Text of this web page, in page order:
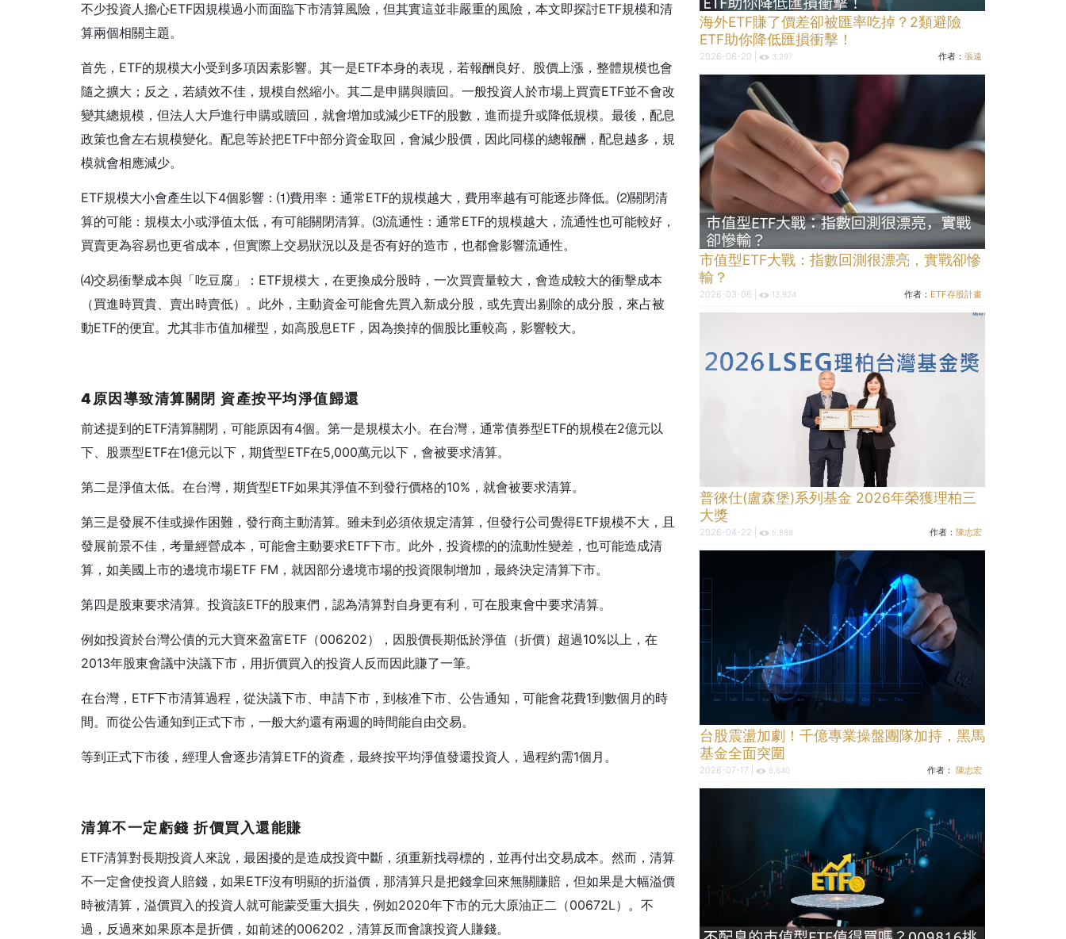
不少投資人擔心ETF因規模過小而面臨下市清算風險，但其實這並非嚴重的風險，本文即探討ETF規模和清
算兩個相關主題。
首先，ETF的規模大小受到多項因素影響。其一是ETF本身的表現，若報酬良好、股價上漲，整體規模也會
隨之擴大；反之，若績效不佳，規模自然縮小。其二是申購與贖回。一般投資人於市場上買賣ETF並不會改
變其總規模，但法人大戶進行申購或贖回，就會增加或減少ETF的股數，進而提升或降低規模。最後，配息
政策也會左右規模變化。配息等於把ETF中部分資金取回，會減少股價，因此同樣的總報酬，配息越多，規
模就會相應減少。
ETF規模大小會產生以下4個影響：⑴費用率：通常ETF的規模越大，費用率越有可能逐步降低。⑵關閉清
算的可能：規模太小或淨值太低，有可能關閉清算。⑶流通性：通常ETF的規模越大，流通性也可能較好，
買賣更為容易也更省成本，但實際上交易狀況以及是否有好的造市，也都會影響流通性。
⑷交易衝擊成本與「吃豆腐」：ETF規模大，在更換成分股時，一次買賣量較大，會造成較大的衝擊成本
（買進時買貴、賣出時賣低）。此外，主動資金可能會先買入新成分股，或先賣出剔除的成分股，來占被
動ETF的便宜。尤其非市值加權型，如高股息ETF，因為換掉的個股比重較高，影響較大。
4原因導致清算關閉 資產按平均淨值歸還
前述提到的ETF清算關閉，可能原因有4個。第一是規模太小。在台灣，通常債券型ETF的規模在2億元以
下、股票型ETF在1億元以下，期貨型ETF在5,000萬元以下，會被要求清算。
第二是淨值太低。在台灣，期貨型ETF如果其淨值不到發行價格的10%，就會被要求清算。
第三是發展不佳或操作困難，發行商主動清算。雖未到必須依規定清算，但發行公司覺得ETF規模不大，且
發展前景不佳，考量經營成本，可能會主動要求ETF下市。此外，投資標的的流動性變差，也可能造成清
算，如美國上市的邊境市場ETF FM，就因部分邊境市場的投資限制增加，最終決定清算下市。
第四是股東要求清算。投資該ETF的股東們，認為清算對自身更有利，可在股東會中要求清算。
例如投資於台灣公債的元大寶來盈富ETF（006202），因股價長期低於淨值（折價）超過10%以上，在
2013年股東會議中決議下市，用折價買入的投資人反而因此賺了一筆。
在台灣，ETF下市清算過程，從決議下市、申請下市，到核准下市、公告通知，可能會花費1到數個月的時
間。而從公告通知到正式下市，一般大約還有兩週的時間能自由交易。
等到正式下市後，經理人會逐步清算ETF的資產，最終按平均淨值發還投資人，過程約需1個月。
清算不一定虧錢 折價買入還能賺
ETF清算對長期投資人來說，最困擾的是造成投資中斷，須重新找尋標的，並再付出交易成本。然而，清算
不一定會使投資人賠錢，如果ETF沒有明顯的折溢價，那清算只是把錢拿回來無關賺賠，但如果是大幅溢價
時被清算，溢價買入的投資人就可能蒙受重大損失，例如2020年下市的元大原油正二（00672L）。不
過，反過來如果原本是折價，如前述的006202，清算反而會讓投資人賺錢。
海外ETF賺了價差卻被匯率吃掉？2類避險
ETF助你降低匯損衝擊！
2026-06-20 | 3,297 作者：張遠
市值型ETF大戰：指數回測很漂亮，實戰卻慘
輸？
2026-03-06 | 13,924 作者： ETF存股計畫
普徠仕(盧森堡)系列基金 2026年榮獲理柏三
大獎
2026-04-22 | 5,988 作者：陳志宏
台股震盪加劇！千億專業操盤團隊加持，黑馬
基金全面突圍
2026-07-17 | 6,640 作者： 陳志宏